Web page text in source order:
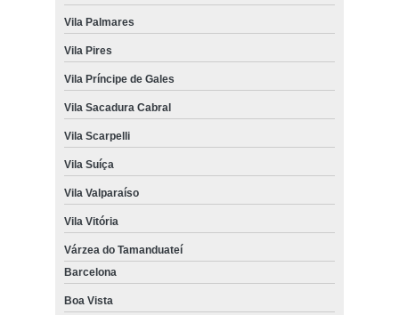
Vila Palmares
Vila Pires
Vila Príncipe de Gales
Vila Sacadura Cabral
Vila Scarpelli
Vila Suíça
Vila Valparaíso
Vila Vitória
Várzea do Tamanduateí
Barcelona
Boa Vista